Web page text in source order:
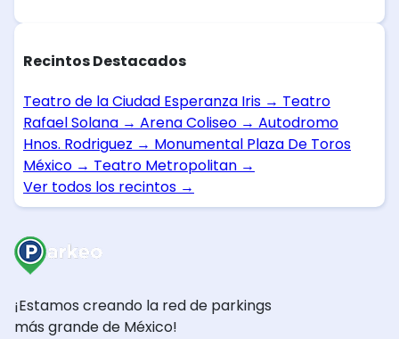
Recintos Destacados
Teatro de la Ciudad Esperanza Iris → Teatro
Rafael Solana → Arena Coliseo → Autodromo
Hnos. Rodriguez → Monumental Plaza De Toros
México → Teatro Metropolitan →
Ver todos los recintos →
¡Estamos creando la red de parkings
más grande de México!